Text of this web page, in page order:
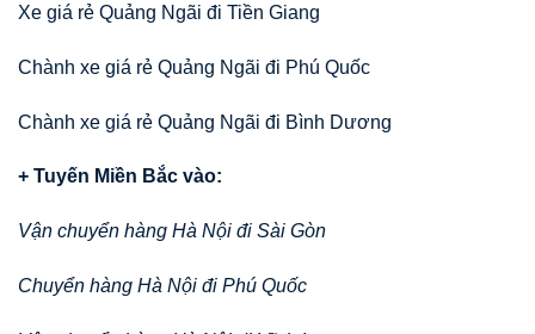
Xe giá rẻ Quảng Ngãi đi Tiền Giang
Chành xe giá rẻ Quảng Ngãi đi Phú Quốc
Chành xe giá rẻ Quảng Ngãi đi Bình Dương
+ Tuyến Miền Bắc vào:
Vận chuyển hàng Hà Nội đi Sài Gòn
Chuyển hàng Hà Nội đi Phú Quốc